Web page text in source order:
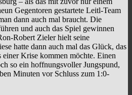
Gegentoren gestartete Leitl-Team
dann auch mal braucht. Die
und auch das Spiel gewinnen
Robert Zieler hielt seine
hatte dann auch mal das Glück, das
einer Krise kommen möchte. Einen
so ein hoffnungsvoller Jungspund,
Minuten vor Schluss zum 1:0-